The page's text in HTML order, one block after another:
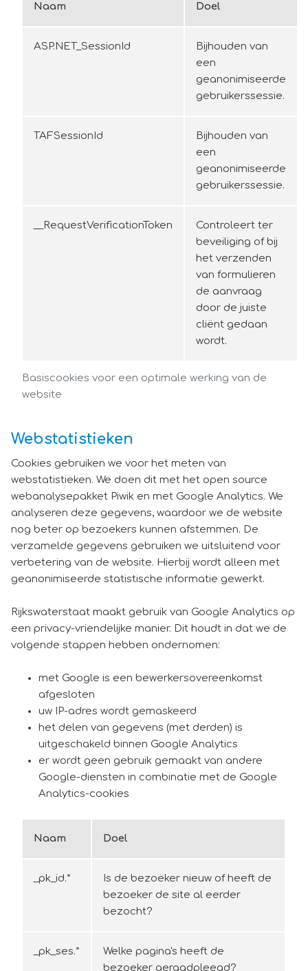
Basiscookies voor een optimale werking van de
website
Naam Doel
ASP.NET_SessionId
Bijhouden van
een
geanonimiseerde
gebruikerssessie.
TAFSessionId
Bijhouden van
een
geanonimiseerde
gebruikerssessie.
__RequestVerificationToken
Controleert ter
beveiliging of bij
het verzenden
van formulieren
de aanvraag
door de juiste
cliënt gedaan
wordt.
Webstatistieken
Cookies gebruiken we voor het meten van
webstatistieken. We doen dit met het open source
webanalysepakket Piwik en met Google Analytics. We
analyseren deze gegevens, waardoor we de website
nog beter op bezoekers kunnen afstemmen. De
verzamelde gegevens gebruiken we uitsluitend voor
verbetering van de website. Hierbij wordt alleen met
geanonimiseerde statistische informatie gewerkt.
Rijkswaterstaat maakt gebruik van Google Analytics op
een privacy-vriendelijke manier. Dit houdt in dat we de
volgende stappen hebben ondernomen:
met Google is een bewerkersovereenkomst
afgesloten
uw IP-adres wordt gemaskeerd
het delen van gegevens (met derden) is
uitgeschakeld binnen Google Analytics
er wordt geen gebruik gemaakt van andere
Google-diensten in combinatie met de Google
Analytics-cookies
Naam Doel
_pk_id.*
Is de bezoeker nieuw of heeft de
bezoeker de site al eerder
bezocht?
_pk_ses.*
Welke pagina's heeft de
bezoeker geraadpleegd?